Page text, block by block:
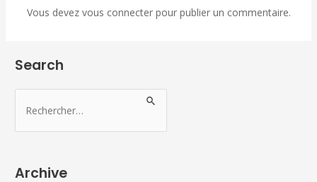
Vous devez vous connecterpour publier un commentaire.
Search
Archive